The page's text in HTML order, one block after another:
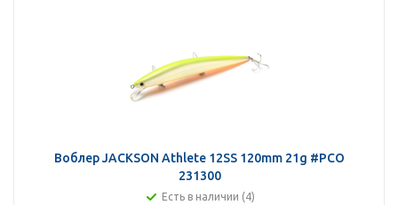
Воблер JACKSON Athlete 12SS 120mm 21g #PCO
231300
Есть в наличии (4)